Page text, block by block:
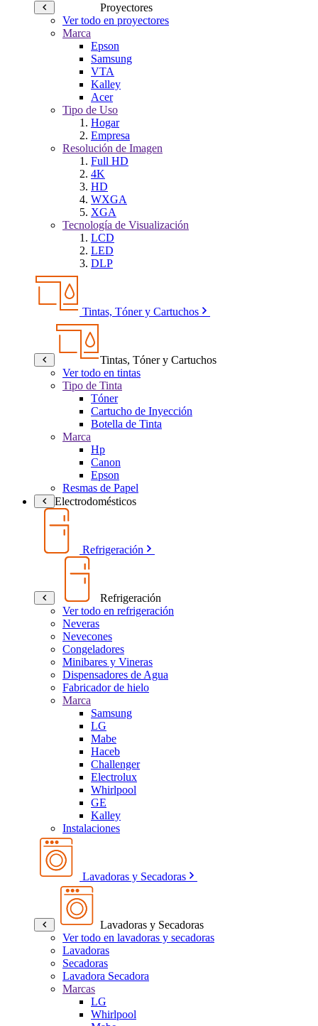
Proyectores
Ver todo en proyectores
Marca
Epson
Samsung
VTA
Kalley
Acer
Tipo de Uso
Hogar
Empresa
Resolución de Imagen
Full HD
4K
HD
WXGA
XGA
Tecnología de Visualización
LCD
LED
DLP
Tintas, Tóner y Cartuchos
Tintas, Tóner y Cartuchos
Ver todo en tintas
Tipo de Tinta
Tóner
Cartucho de Inyección
Botella de Tinta
Marca
Hp
Canon
Epson
Resmas de Papel
Electrodomésticos
Refrigeración
Refrigeración
Ver todo en refrigeración
Neveras
Nevecones
Congeladores
Minibares y Vineras
Dispensadores de Agua
Fabricador de hielo
Marca
Samsung
LG
Mabe
Haceb
Challenger
Electrolux
Whirlpool
GE
Kalley
Instalaciones
Lavadoras y Secadoras
Lavadoras y Secadoras
Ver todo en lavadoras y secadoras
Lavadoras
Secadoras
Lavadora Secadora
Marcas
LG
Whirlpool